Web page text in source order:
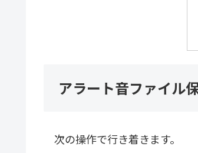
アラート音ファイル
次の操作で行き着きます。